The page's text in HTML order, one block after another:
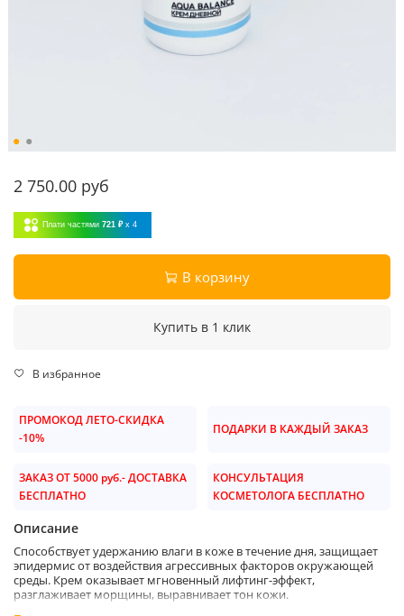
2 750.00 руб
Плати частями 721 ₽ x 4
В корзину
Купить в 1 клик
В избранное
ПРОМОКОД ЛЕТО-СКИДКА
-10%
ПОДАРКИ В КАЖДЫЙ ЗАКАЗ
ЗАКАЗ ОТ 5000 руб.- ДОСТАВКА
БЕСПЛАТНО
КОНСУЛЬТАЦИЯ
КОСМЕТОЛОГА БЕСПЛАТНО
Описание
Способствует удержанию влаги в коже в течение дня, защищает
эпидермис от воздействия агрессивных факторов окружающей
среды. Крем оказывает мгновенный лифтинг-эффект,
разглаживает морщины, выравнивает тон кожи.